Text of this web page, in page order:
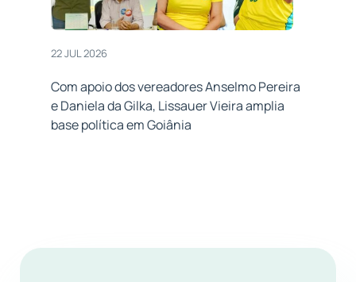
22 JUL 2026
Com apoio dos vereadores Anselmo Pereira
e Daniela da Gilka, Lissauer Vieira amplia
base política em Goiânia